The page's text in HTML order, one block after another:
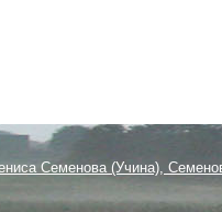
Семенова (Учина),